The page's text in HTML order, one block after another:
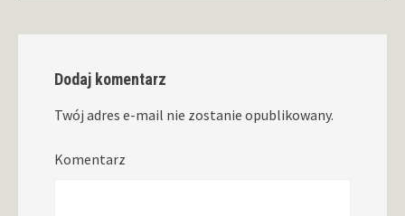
Dodaj komentarz
Twój adres e-mail nie zostanie opublikowany.
Komentarz